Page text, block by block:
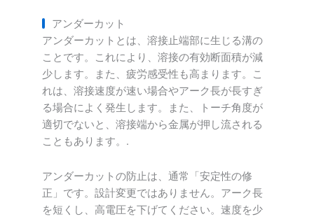
アンダーカット
アンダーカットとは、溶接止端部に生じる溝の
ことです。これにより、溶接の有効断面積が減
少します。また、疲労感受性も高まります。こ
れは、溶接速度が速い場合やアーク長が長すぎ
る場合によく発生します。また、トーチ角度が
適切でないと、溶接端から金属が押し流される
こともあります。.
アンダーカットの防止は、通常「安定性の修
正」です。設計変更ではありません。アーク長
を短くし、高電圧を下げてください。速度を少